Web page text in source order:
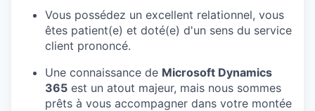
Vous possédez un excellent relationnel, vous
êtes patient(e) et doté(e) d'un sens du service
client prononcé.
Une connaissance de Microsoft Dynamics
365 est un atout majeur, mais nous sommes
prêts à vous accompagner dans votre montée